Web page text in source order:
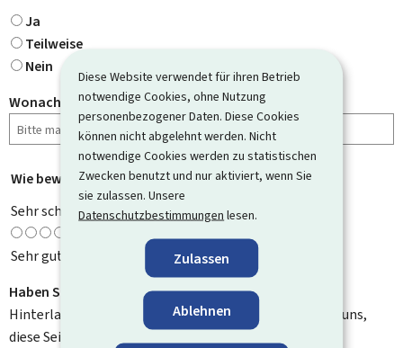
Diese Website verwendet für ihren Betrieb
notwendige Cookies, ohne Nutzung
personenbezogener Daten. Diese Cookies
können nicht abgelehnt werden. Nicht
notwendige Cookies werden zu statistischen
Zwecken benutzt und nur aktiviert, wenn Sie
sie zulassen. Unsere
Datenschutzbestimmungen lesen.
Zulassen
Ablehnen
Ja
Teilweise
Nein
Wonach haben Sie gesucht?
Wie bewerten Sie diese Seite? *
Sehr schlecht
Sehr gut
Haben Sie Verbesserungsvorschläge?
Hinterlassen Sie uns einen Kommentar und helfen Sie uns,
diese Seite zu verbessern. Bitte geben Sie keine